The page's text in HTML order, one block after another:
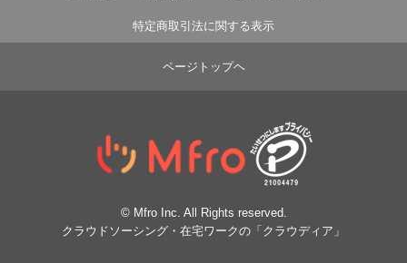
特定商取引法に関する表示
ページトップヘ
© Mfro Inc. All Rights reserved.
クラウドソーシング・在宅ワークの「クラウディア」